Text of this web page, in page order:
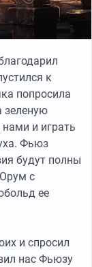
к
попросила
зеленую
и играть
Фьюз
будут полны
с
ее
и спросил
нас Фьюзу